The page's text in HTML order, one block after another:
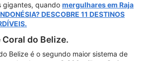
gigantes, quando mergulhares em Raja
DESCOBRE 11 DESTINOS
do Belize.
Belize é o segundo maior sistema de